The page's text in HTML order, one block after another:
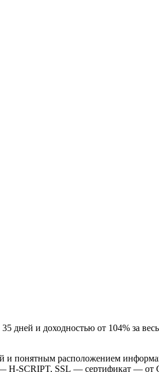
и доходностью от 104% за
понятным расположением
— H-SCRIPT, SSL — сертификат —